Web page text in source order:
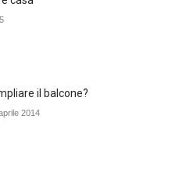
il balcone?
2014